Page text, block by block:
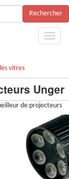
Rechercher
vitres
Unger
de projecteurs